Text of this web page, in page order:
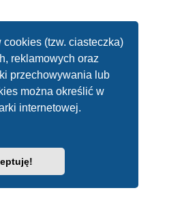
(tzw. ciasteczka)
reklamowych oraz
przechowywania lub
można określić w
internetowej.